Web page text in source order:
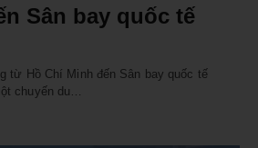
Sân bay quốc tế
từ Hồ Chí Minh đến Sân bay quốc tế
chuyến du…